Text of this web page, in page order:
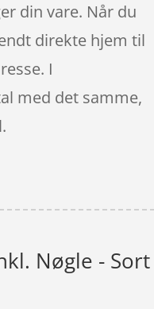
din vare. Når du
direkte hjem til
I
med det samme,
Nøgle - Sort